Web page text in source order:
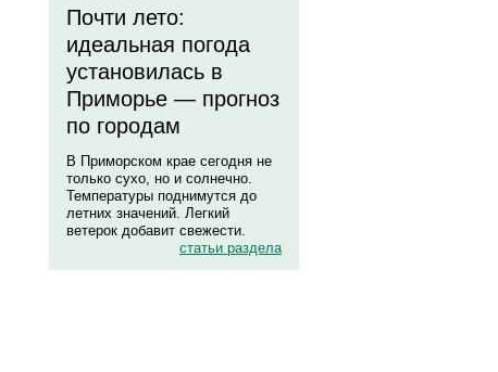
Почти лето:
идеальная погода
установилась в
Приморье — прогноз
по городам
В Приморском крае сегодня не
только сухо, но и солнечно.
Температуры поднимутся до
летних значений. Легкий
ветерок добавит свежести.
статьи раздела